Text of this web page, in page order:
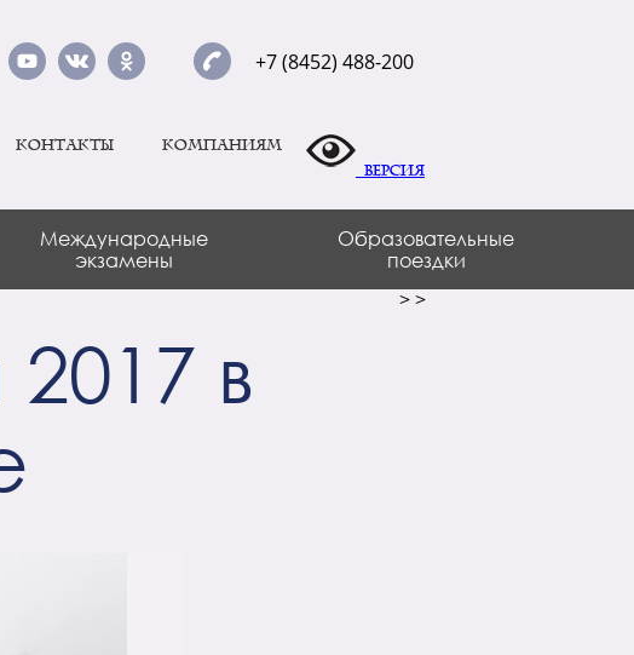
+7 (8452) 488-200
Контакты
Компаниям
Версия
Международные
экзамены
Образовательные
поездки
> >
в